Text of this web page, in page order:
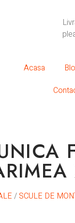
Acasa
/ SCULE DE